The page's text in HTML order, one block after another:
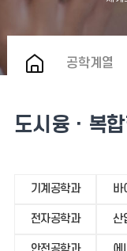
공학계열
도시융ㆍ복
기계공학과 바
전자공학과 산